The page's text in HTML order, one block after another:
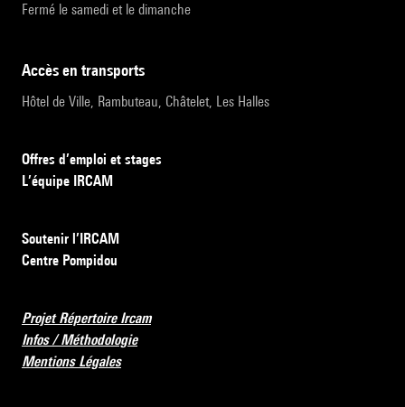
Fermé le samedi et le dimanche
accès en transports
Hôtel de Ville, Rambuteau, Châtelet, Les Halles
Offres d’emploi et stages
L’équipe IRCAM
Soutenir l’IRCAM
Centre Pompidou
Projet Répertoire Ircam
Infos / Méthodologie
Mentions Légales